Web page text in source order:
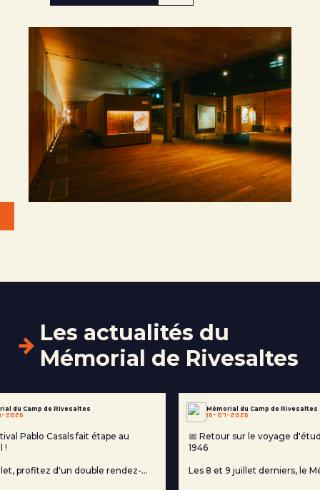
Les actualités du
Mémorial de Rivesaltes
du Camp de Rivesaltes
2026
Pablo Casals fait étape au
!
profitez d'un double rendez-
Mémorial du Camp de Rivesaltes
16-07-2026
📅 Retour sur le voyage
1946
Les 8 et 9 juillet derniers, le